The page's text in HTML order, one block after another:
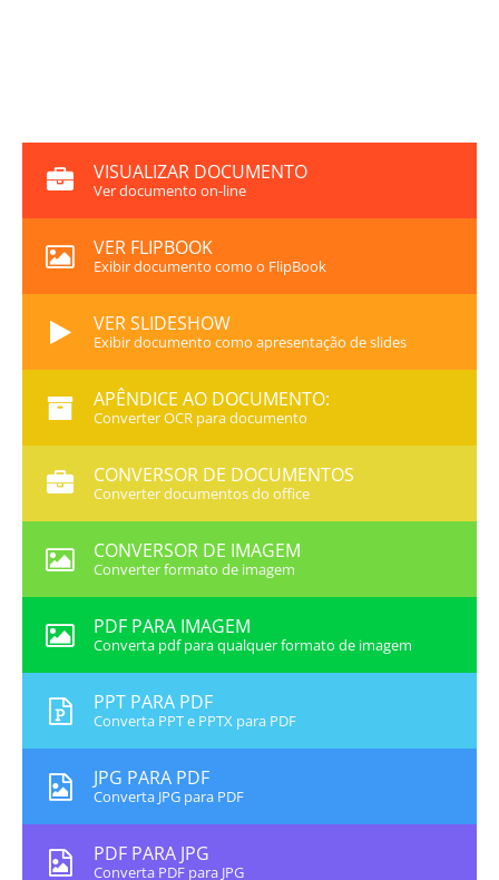
VISUALIZAR DOCUMENTO
Ver documento on-line
VER FLIPBOOK
Exibir documento como o FlipBook
VER SLIDESHOW
Exibir documento como apresentação de slides
APÊNDICE AO DOCUMENTO:
Converter OCR para documento
CONVERSOR DE DOCUMENTOS
Converter documentos do office
CONVERSOR DE IMAGEM
Converter formato de imagem
PDF PARA IMAGEM
Converta pdf para qualquer formato de imagem
PPT PARA PDF
Converta PPT e PPTX para PDF
JPG PARA PDF
Converta JPG para PDF
PDF PARA JPG
Converta PDF para JPG